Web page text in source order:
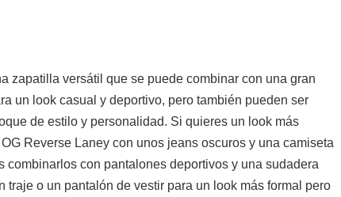
zapatilla versátil que se puede combinar con una gran
un look casual y deportivo, pero también pueden ser
de estilo y personalidad. Si quieres un look más
Reverse Laney con unos jeans oscuros y una camiseta
con pantalones deportivos y una sudadera
o un pantalón de vestir para un look más formal pero